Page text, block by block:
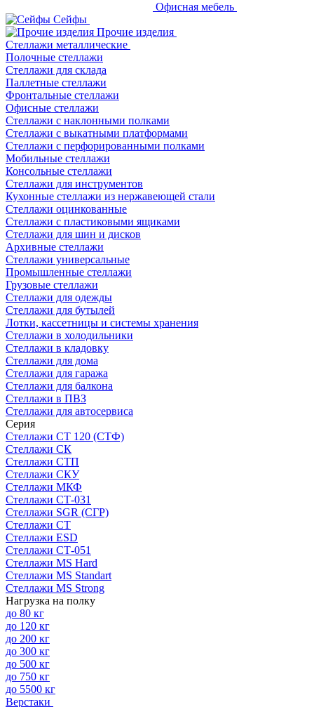
Офисная мебель
Сейфы
Прочие изделия
Стеллажи металлические
Полочные стеллажи
Стеллажи для склада
Паллетные стеллажи
Фронтальные стеллажи
Офисные стеллажи
Стеллажи с наклонными полками
Стеллажи с выкатными платформами
Стеллажи с перфорированными полками
Мобильные стеллажи
Консольные стеллажи
Стеллажи для инструментов
Кухонные стеллажи из нержавеющей стали
Стеллажи оцинкованные
Стеллажи с пластиковыми ящиками
Стеллажи для шин и дисков
Архивные стеллажи
Стеллажи универсальные
Промышленные стеллажи
Грузовые стеллажи
Стеллажи для одежды
Стеллажи для бутылей
Лотки, кассетницы и системы хранения
Стеллажи в холодильники
Стеллажи в кладовку
Стеллажи для дома
Стеллажи для гаража
Стеллажи для балкона
Стеллажи в ПВЗ
Стеллажи для автосервиса
Серия
Стеллажи СТ 120 (СТФ)
Стеллажи СК
Стеллажи СТП
Стеллажи СКУ
Стеллажи МКФ
Стеллажи СТ-031
Стеллажи SGR (СГР)
Стеллажи СТ
Стеллажи ESD
Стеллажи СТ-051
Стеллажи MS Hard
Стеллажи MS Standart
Стеллажи MS Strong
Нагрузка на полку
до 80 кг
до 120 кг
до 200 кг
до 300 кг
до 500 кг
до 750 кг
до 5500 кг
Верстаки